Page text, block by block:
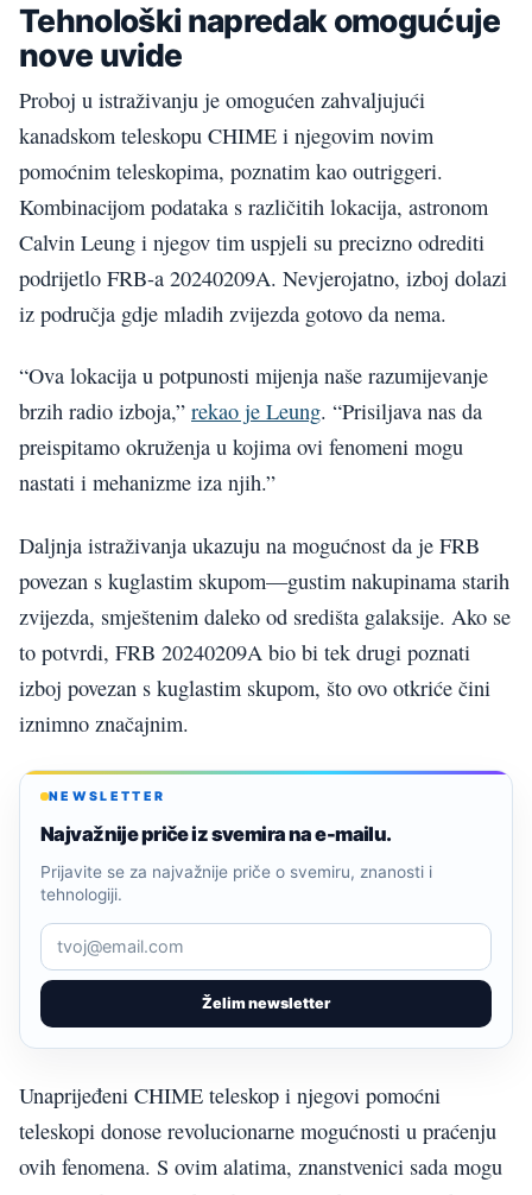
Tehnološki napredak omogućuje
nove uvide
Proboj u istraživanju je omogućen zahvaljujući
kanadskom teleskopu CHIME i njegovim novim
pomoćnim teleskopima, poznatim kao outriggeri.
Kombinacijom podataka s različitih lokacija, astronom
Calvin Leung i njegov tim uspjeli su precizno odrediti
podrijetlo FRB-a 20240209A. Nevjerojatno, izboj dolazi
iz područja gdje mladih zvijezda gotovo da nema.
“Ova lokacija u potpunosti mijenja naše razumijevanje
brzih radio izboja,” rekao je Leung. “Prisiljava nas da
preispitamo okruženja u kojima ovi fenomeni mogu
nastati i mehanizme iza njih.”
Daljnja istraživanja ukazuju na mogućnost da je FRB
povezan s kuglastim skupom—gustim nakupinama starih
zvijezda, smještenim daleko od središta galaksije. Ako se
to potvrdi, FRB 20240209A bio bi tek drugi poznati
izboj povezan s kuglastim skupom, što ovo otkriće čini
iznimno značajnim.
NEWSLETTER
Najvažnije priče iz svemira na e-mailu.
Želim newsletter
Prijavite se za najvažnije priče o svemiru, znanosti i
tehnologiji.
Unaprijeđeni CHIME teleskop i njegovi pomoćni
teleskopi donose revolucionarne mogućnosti u praćenju
ovih fenomena. S ovim alatima, znanstvenici sada mogu